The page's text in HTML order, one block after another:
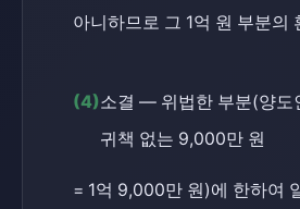
아니하므로 그 1억 원 부분의
(4)소결 — 위법한 부분(양도
귀책 없는 9,000만 원
= 1억 9,000만 원)에 한하여